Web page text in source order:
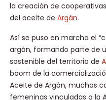
la creación de
del aceite de Argán.
Así se puso en marcha el
argán, formando parte de
sostenible del territorio de
boom de la
Aceite de Argán, muchas
femeninas vinculadas a la